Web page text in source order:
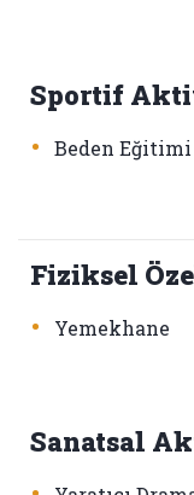
Sportif
• Beden Eğitimi
Fiziksel
• Yemekhane
Sanatsal